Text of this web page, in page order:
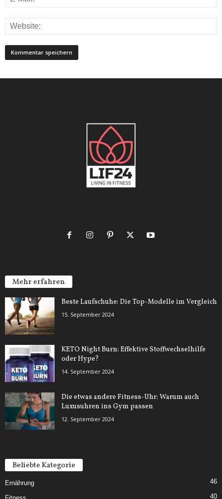
Mehr erfahren
Beste Laufschuhe: Die Top-Modelle im Vergleich
15. September 2024
KETO Night Burn: Effektive Stoffwechselhilfe
oder Hype?
14. September 2024
Die etwas andere Fitness-Uhr: Warum auch
Luxusuhren ins Gym passen
12. September 2024
Beliebte Kategorie
Ernährung 46
40